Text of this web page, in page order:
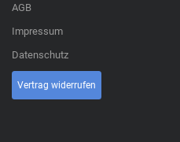
AGB
Impressum
Datenschutz
Vertrag widerrufen